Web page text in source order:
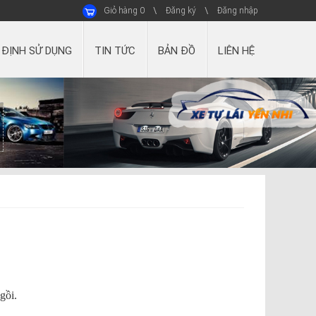
Giỏ hàng 0 Đăng ký Đăng nhập
SỬ DỤNG TIN TỨC BẢN ĐỒ LIÊN HỆ